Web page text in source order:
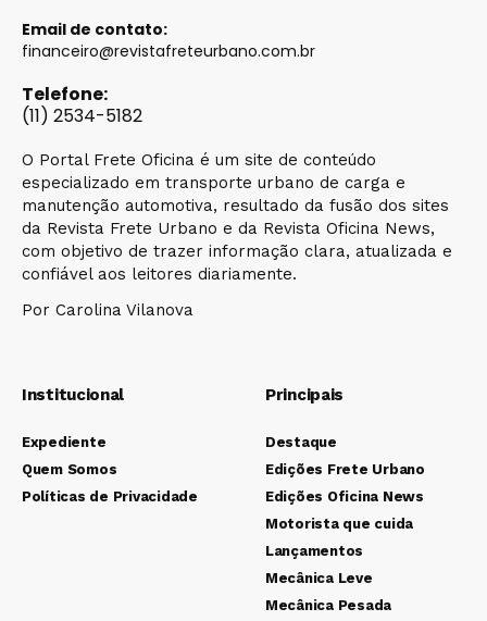
Email de contato:
financeiro@revistafreteurbano.com.br
Telefone:
(11) 2534-5182
O Portal Frete Oficina é um site de conteúdo
especializado em transporte urbano de carga e
manutenção automotiva, resultado da fusão dos sites
da Revista Frete Urbano e da Revista Oficina News,
com objetivo de trazer informação clara, atualizada e
confiável aos leitores diariamente.
Por Carolina Vilanova
Institucional
Expediente
Quem Somos
Políticas de Privacidade
Principais
Destaque
Edições Frete Urbano
Edições Oficina News
Motorista que cuida
Lançamentos
Mecânica Leve
Mecânica Pesada